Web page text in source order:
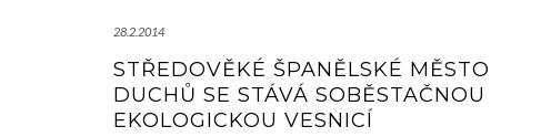
28.2.2014
STŘEDOVĚKÉ ŠPANĚLSKÉ MĚSTO
DUCHŮ SE STÁVÁ SOBĚSTAČNOU
EKOLOGICKOU VESNICÍ